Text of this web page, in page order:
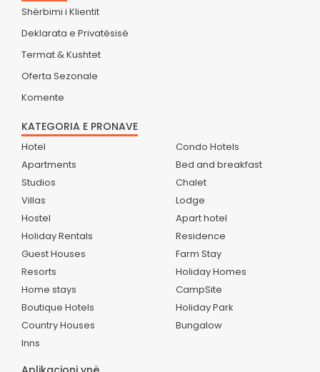
Shërbimi i Klientit
Deklarata e Privatësisë
Termat & Kushtet
Oferta Sezonale
Komente
KATEGORIA E PRONAVE
Hotel
Apartments
Studios
Villas
Hostel
Holiday Rentals
Guest Houses
Resorts
Home stays
Boutique Hotels
Country Houses
Inns
Condo Hotels
Bed and breakfast
Chalet
Lodge
Apart hotel
Residence
Farm Stay
Holiday Homes
CampSite
Holiday Park
Bungalow